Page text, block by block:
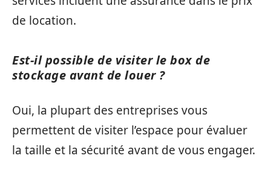
de location.
Est-il possible de visiter le box de
stockage avant de louer ?
Oui, la plupart des entreprises vous
permettent de visiter l’espace pour évaluer
la taille et la sécurité avant de vous engager.